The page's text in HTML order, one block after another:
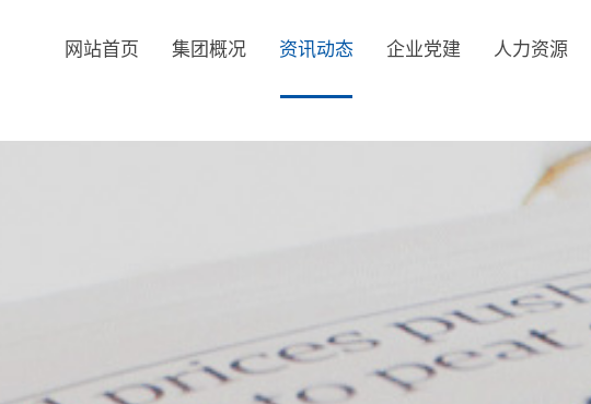
网站首页 集团概况 资讯动态 企业党建 人力资源